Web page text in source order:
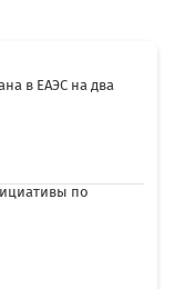
в ЕАЭС на два
по